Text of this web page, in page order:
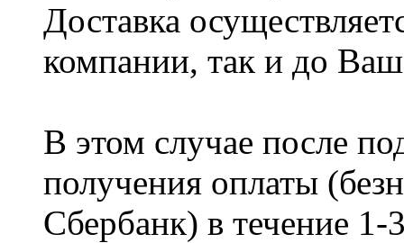
Доставка
компании, так и до
В этом случае после
получения оплаты
Сбербанк) в течение